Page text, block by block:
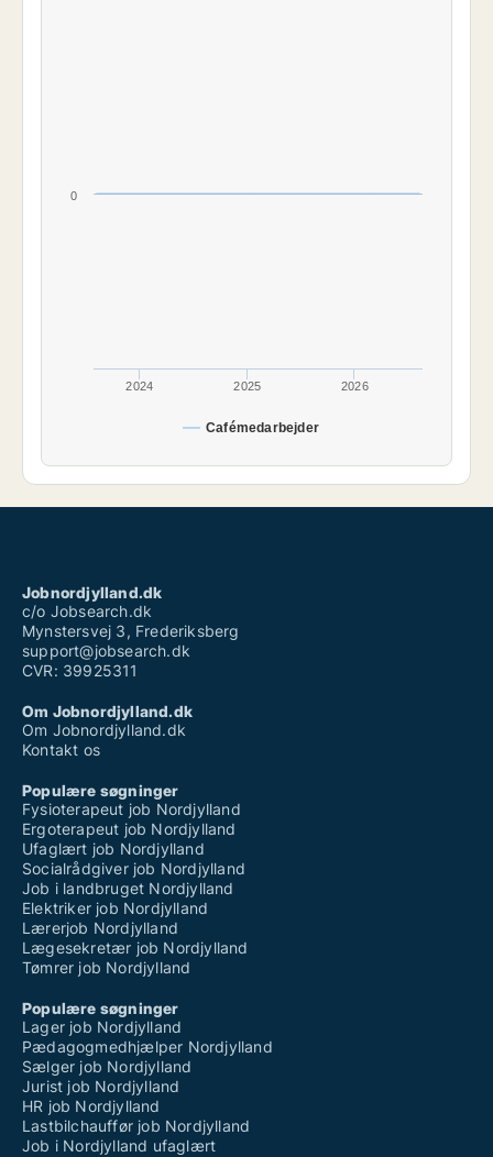
Cafémedarbejder
2024 2025 2026
0
Jobnordjylland.dk
c/o Jobsearch.dk
Mynstersvej 3, Frederiksberg
support@jobsearch.dk
CVR: 39925311
Om Jobnordjylland.dk
Om Jobnordjylland.dk
Kontakt os
Populære søgninger
Fysioterapeut job Nordjylland
Ergoterapeut job Nordjylland
Ufaglært job Nordjylland
Socialrådgiver job Nordjylland
Job i landbruget Nordjylland
Elektriker job Nordjylland
Lærerjob Nordjylland
Lægesekretær job Nordjylland
Tømrer job Nordjylland
Populære søgninger
Lager job Nordjylland
Pædagogmedhjælper Nordjylland
Sælger job Nordjylland
Jurist job Nordjylland
HR job Nordjylland
Lastbilchauffør job Nordjylland
Job i Nordjylland ufaglært